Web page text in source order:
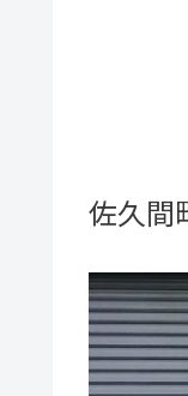
佐久